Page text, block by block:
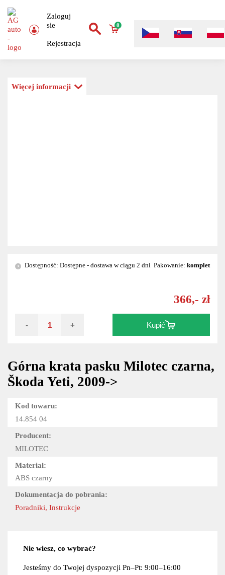
Zaloguj
sie
Rejestracja
0
Więcej informacji
Górna krata pasku Milotec czarna,
Škoda Yeti, 2009->
Kod towaru:
14.854 04
Producent:
MILOTEC
Materiał:
ABS czarny
Dokumentacja do pobrania:
Poradniki, Instrukcje
? Dostępność: Dostępne - dostawa w ciągu 2 dni Pakowanie: komplet
366,- zł
- + Kupić
Nie wiesz, co wybrać?
Jesteśmy do Twojej dyspozycji Pn–Pt: 9:00–16:00